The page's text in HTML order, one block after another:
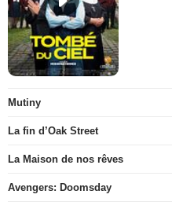
Mutiny
La fin d’Oak Street
La Maison de nos rêves
Avengers: Doomsday